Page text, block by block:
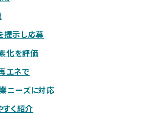
提示し応募
化を評価
エネで
ニーズに対応
く紹介